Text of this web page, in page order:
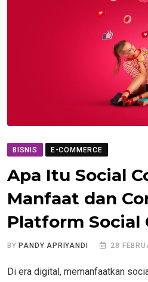
BISNIS E-COMMERCE
Apa Itu Social
Manfaat dan
Platform Social
BY PANDY APRIYANDI 28
Di era digital, memanfaatkan